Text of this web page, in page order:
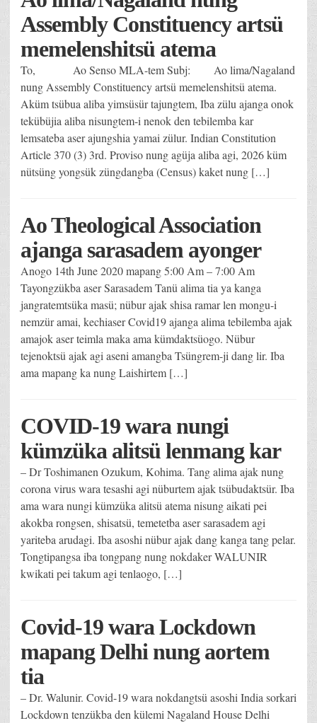
Assembly Constituency artsü
memelenshitsü atema
To, Ao Senso MLA-tem Subj: Ao lima/Nagaland
nung Assembly Constituency artsü memelenshitsü atema.
Aküm tsübua aliba yimsüsür tajungtem, Iba zülu ajanga onok
tekübüjia aliba nisungtem-i nenok den tebilemba kar
lemsateba aser ajungshia yamai zülur. Indian Constitution
Article 370 (3) 3rd. Proviso nung agüja aliba agi, 2026 küm
nütsüng yongsük züngdangba (Census) kaket nung […]
Ao Theological Association
ajanga sarasadem ayonger
Anogo 14th June 2020 mapang 5:00 Am – 7:00 Am
Tayongzükba aser Sarasadem Tanü alima tia ya kanga
jangratemtsüka masü; nübur ajak shisa ramar len mongu-i
nemzür amai, kechiaser Covid19 ajanga alima tebilemba ajak
amajok aser teimla maka ama kümdaktsüogo. Nübur
tejenoktsü ajak agi aseni amangba Tsüngrem-ji dang lir. Iba
ama mapang ka nung Laishirtem […]
COVID-19 wara nungi
kümzüka alitsü lenmang kar
– Dr Toshimanen Ozukum, Kohima. Tang alima ajak nung
corona virus wara tesashi agi nüburtem ajak tsübudaktsür. Iba
ama wara nungi kümzüka alitsü atema nisung aikati pei
akokba rongsen, shisatsü, temetetba aser sarasadem agi
yariteba arudagi. Iba asoshi nübur ajak dang kanga tang pelar.
Tongtipangsa iba tongpang nung nokdaker WALUNIR
kwikati pei takum agi tenlaogo, […]
Covid-19 wara Lockdown
mapang Delhi nung aortem
tia
– Dr. Walunir. Covid-19 wara nokdangtsü asoshi India sorkari
Lockdown tenzükba den külemi Nagaland House Delhi